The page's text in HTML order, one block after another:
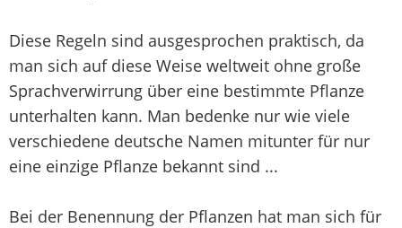
Diese Regeln sind ausgesprochen praktisch, da
man sich auf diese Weise weltweit ohne große
Sprachverwirrung über eine bestimmte Pflanze
unterhalten kann. Man bedenke nur wie viele
verschiedene deutsche Namen mitunter für nur
eine einzige Pflanze bekannt sind ...
Bei der Benennung der Pflanzen hat man sich für